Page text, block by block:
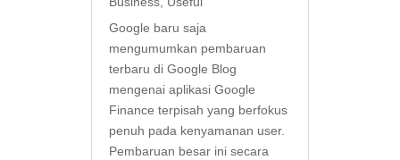
Google baru saja
mengumumkan pembaruan
terbaru di Google Blog
mengenai aplikasi Google
Finance terpisah yang berfokus
penuh pada kenyamanan user.
Pembaruan besar ini secara